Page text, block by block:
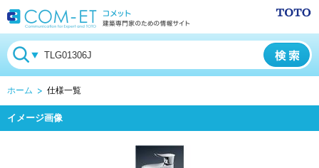
ホーム 仕様一覧
イメージ画像